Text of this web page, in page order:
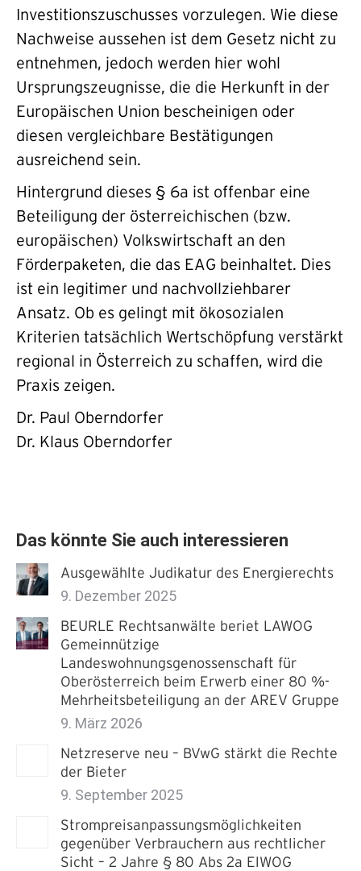
Investitionszuschusses vorzulegen. Wie diese
Nachweise aussehen ist dem Gesetz nicht zu
entnehmen, jedoch werden hier wohl
Ursprungszeugnisse, die die Herkunft in der
Europäischen Union bescheinigen oder
diesen vergleichbare Bestätigungen
ausreichend sein.
Hintergrund dieses § 6a ist offenbar eine
Beteiligung der österreichischen (bzw.
europäischen) Volkswirtschaft an den
Förderpaketen, die das EAG beinhaltet. Dies
ist ein legitimer und nachvollziehbarer
Ansatz. Ob es gelingt mit ökosozialen
Kriterien tatsächlich Wertschöpfung verstärkt
regional in Österreich zu schaffen, wird die
Praxis zeigen.
Dr. Paul Oberndorfer
Dr. Klaus Oberndorfer
Das könnte Sie auch interessieren
Ausgewählte Judikatur des Energierechts
9. Dezember 2025
BEURLE Rechtsanwälte beriet LAWOG
Gemeinnützige
Landeswohnungsgenossenschaft für
Oberösterreich beim Erwerb einer 80 %-
Mehrheitsbeteiligung an der AREV Gruppe
9. März 2026
Netzreserve neu – BVwG stärkt die Rechte
der Bieter
9. September 2025
Strompreisanpassungsmöglichkeiten
gegenüber Verbrauchern aus rechtlicher
Sicht – 2 Jahre § 80 Abs 2a ElWOG